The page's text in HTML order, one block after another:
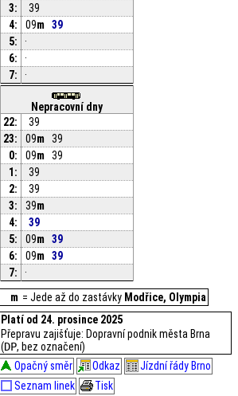
3:
39
4:
09m 39
5:
·
6:
·
7:
·
Nepracovní dny
22:
39
23:
09m
39
0:
09m 39
1:
39
2:
39
3:
39m
4:
39
5:
09m
39
6:
09m 39
7:
·
m = Jede až do zastávky Modřice, Olympia
Platí od 24. prosince 2025
Přepravu zajišťuje: Dopravní podnik města Brna
(DP, bez označení)
Opačný směr
Odkaz
Jízdní řády Brno
Seznam linek
Tisk